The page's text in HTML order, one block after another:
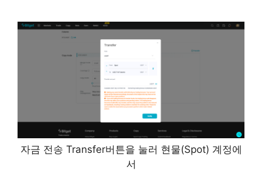
자금 전송 Transfer버튼을 눌러 현물(Spot) 계정에
서